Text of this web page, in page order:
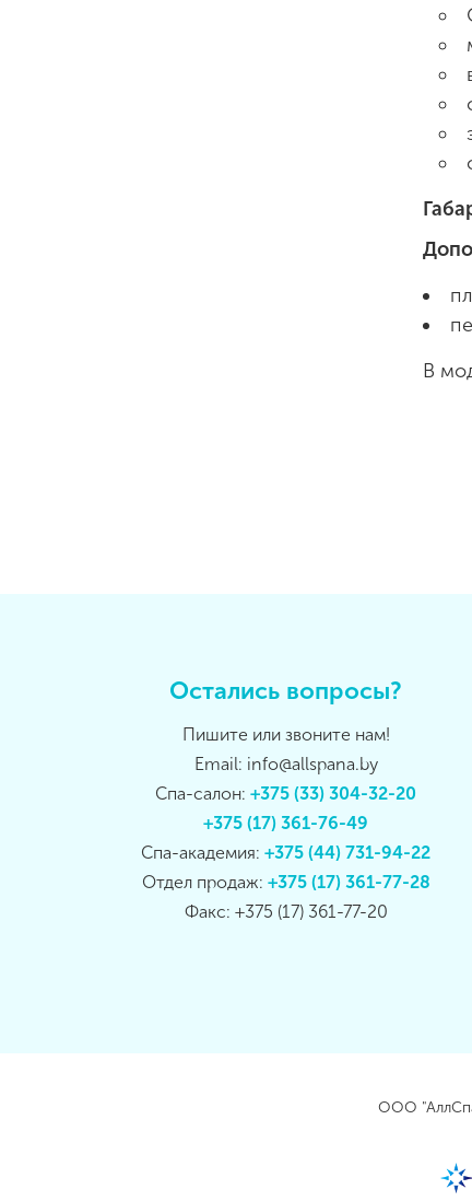
В
Остались вопросы?
Пишите или звоните нам!
Email: info@allspana.by
Спа-салон:+375 (33) 304-32-20
+375 (17) 361-76-49
Спа-академия:+375 (44) 731-94-22
Отдел продаж: +375 (17) 361-77-28
Факс: +375 (17) 361-77-20
ООО